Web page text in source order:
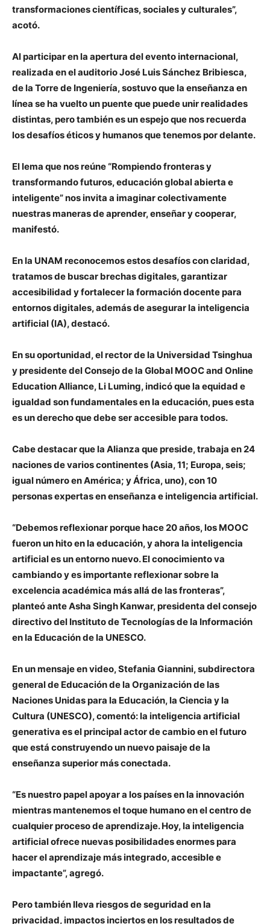
transformaciones científicas, sociales y culturales”,
acotó.
Al participar en la apertura del evento internacional,
realizada en el auditorio José Luis Sánchez Bribiesca,
de la Torre de Ingeniería, sostuvo que la enseñanza en
línea se ha vuelto un puente que puede unir realidades
distintas, pero también es un espejo que nos recuerda
los desafíos éticos y humanos que tenemos por delante.
El lema que nos reúne “Rompiendo fronteras y
transformando futuros, educación global abierta e
inteligente” nos invita a imaginar colectivamente
nuestras maneras de aprender, enseñar y cooperar,
manifestó.
En la UNAM reconocemos estos desafíos con claridad,
tratamos de buscar brechas digitales, garantizar
accesibilidad y fortalecer la formación docente para
entornos digitales, además de asegurar la inteligencia
artificial (IA), destacó.
En su oportunidad, el rector de la Universidad Tsinghua
y presidente del Consejo de la Global MOOC and Online
Education Alliance, Li Luming, indicó que la equidad e
igualdad son fundamentales en la educación, pues esta
es un derecho que debe ser accesible para todos.
Cabe destacar que la Alianza que preside, trabaja en 24
naciones de varios continentes (Asia, 11; Europa, seis;
igual número en América; y África, uno), con 10
personas expertas en enseñanza e inteligencia artificial.
“Debemos reflexionar porque hace 20 años, los MOOC
fueron un hito en la educación, y ahora la inteligencia
artificial es un entorno nuevo. El conocimiento va
cambiando y es importante reflexionar sobre la
excelencia académica más allá de las fronteras”,
planteó ante Asha Singh Kanwar, presidenta del consejo
directivo del Instituto de Tecnologías de la Información
en la Educación de la UNESCO.
En un mensaje en video, Stefania Giannini, subdirectora
general de Educación de la Organización de las
Naciones Unidas para la Educación, la Ciencia y la
Cultura (UNESCO), comentó: la inteligencia artificial
generativa es el principal actor de cambio en el futuro
que está construyendo un nuevo paisaje de la
enseñanza superior más conectada.
“Es nuestro papel apoyar a los países en la innovación
mientras mantenemos el toque humano en el centro de
cualquier proceso de aprendizaje. Hoy, la inteligencia
artificial ofrece nuevas posibilidades enormes para
hacer el aprendizaje más integrado, accesible e
impactante”, agregó.
Pero también lleva riesgos de seguridad en la
privacidad, impactos inciertos en los resultados de